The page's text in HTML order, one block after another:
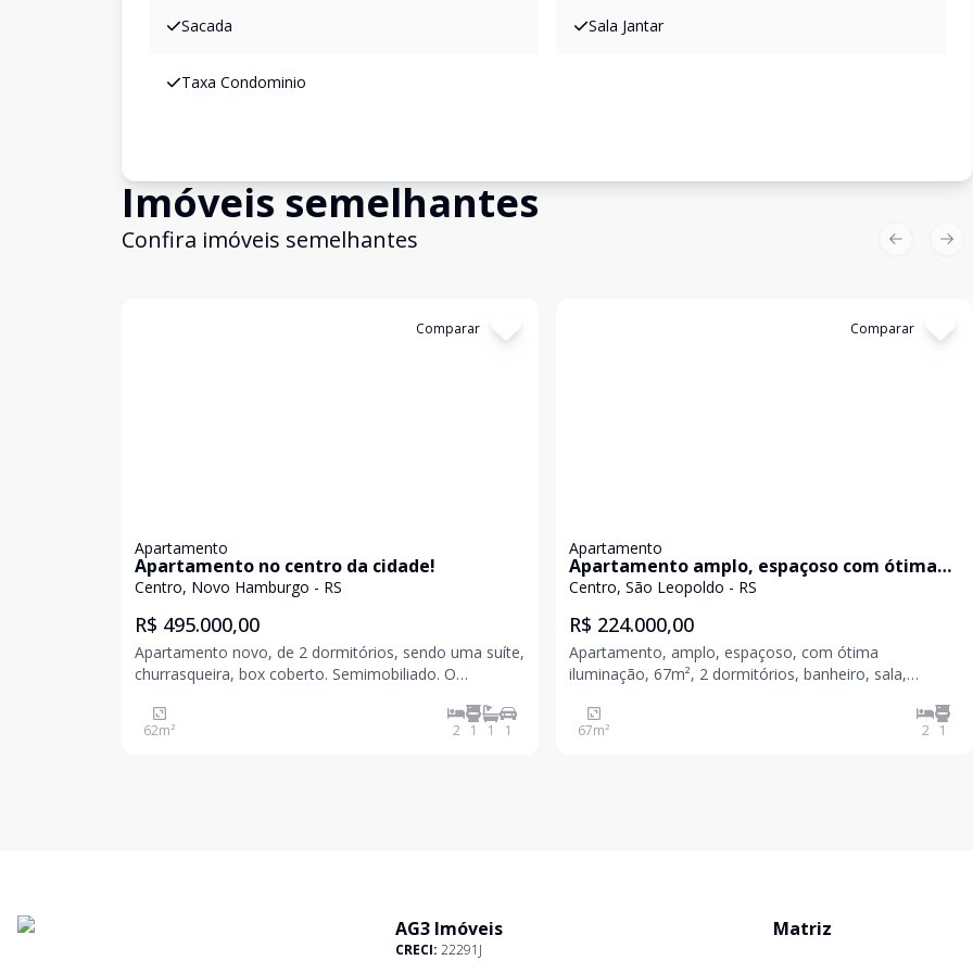
Sacada Sala Jantar
Taxa Condominio
Imóveis semelhantes
Confira imóveis semelhantes
Comparar
Apartamento
Apartamento no centro da cidade!
Centro, Novo Hamburgo - RS
R$ 495.000,00
Apartamento novo, de 2 dormitórios, sendo uma suíte,
churrasqueira, box coberto. Semimobiliado. O
salão de festas, bicicletário e vagas para visitantes.
62m² 2 1 1 1
Comparar
Apartamento
Apartamento amplo, espaçoso com ótima
localização!
Centro, São Leopoldo - RS
R$ 224.000,00
Apartamento, amplo, espaçoso, com ótima
iluminação, 67m², 2 dormitórios, banheiro, sala,
privilegiada, condomínio seguro e tranquilo. Venha
conhecer, agende a sua visita! Valores sujeitos a
67m² 2 1
Previous
AG3 Imóveis
CRECI: 22291J
Matriz